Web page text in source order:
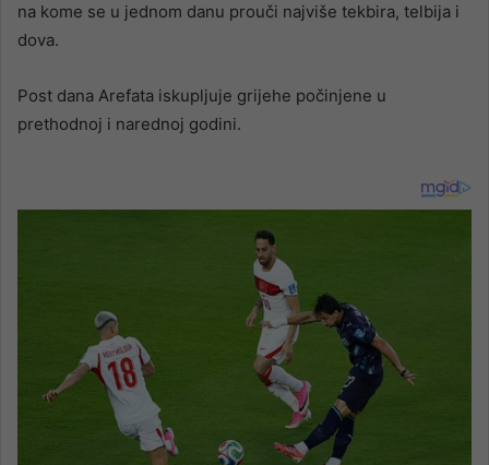
na kome se u jednom danu prouči najviše tekbira, telbija i
dova.
Post dana Arefata iskupljuje grijehe počinjene u
prethodnoj i narednoj godini.